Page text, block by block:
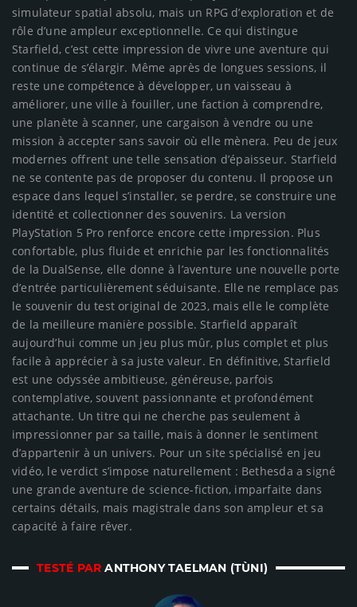
simulateur spatial absolu, mais un RPG d’exploration et de
rôle d’une ampleur exceptionnelle. Ce qui distingue
Starfield, c’est cette impression de vivre une aventure qui
continue de s’élargir. Même après de longues sessions, il
reste une compétence à développer, un vaisseau à
améliorer, une ville à fouiller, une faction à comprendre,
une planète à scanner, une cargaison à vendre ou une
mission à accepter sans savoir où elle mènera. Peu de jeux
modernes offrent une telle sensation d’épaisseur. Starfield
ne se contente pas de proposer du contenu. Il propose un
espace dans lequel s’installer, se perdre, se construire une
identité et collectionner des souvenirs. La version
PlayStation 5 Pro renforce encore cette impression. Plus
confortable, plus fluide et enrichie par les fonctionnalités
de la DualSense, elle donne à l’aventure une nouvelle porte
d’entrée particulièrement séduisante. Elle ne remplace pas
le souvenir du test original de 2023, mais elle le complète
de la meilleure manière possible. Starfield apparaît
aujourd’hui comme un jeu plus mûr, plus complet et plus
facile à apprécier à sa juste valeur. En définitive, Starfield
est une odyssée ambitieuse, généreuse, parfois
contemplative, souvent passionnante et profondément
attachante. Un titre qui ne cherche pas seulement à
impressionner par sa taille, mais à donner le sentiment
d’appartenir à un univers. Pour un site spécialisé en jeu
vidéo, le verdict s’impose naturellement : Bethesda a signé
une grande aventure de science-fiction, imparfaite dans
certains détails, mais magistrale dans son ampleur et sa
capacité à faire rêver.
TESTÉ PARANTHONY TAELMAN (TÙNI)